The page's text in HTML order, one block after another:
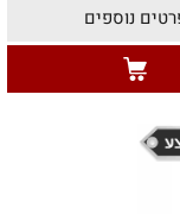
נוספים